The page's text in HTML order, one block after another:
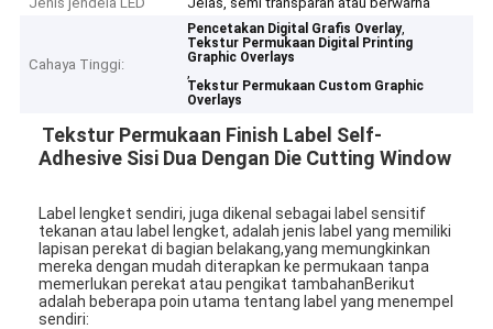
Cahaya Tinggi:
Pencetakan Digital Grafis Overlay,
Tekstur Permukaan Digital Printing
Graphic Overlays
,
Tekstur Permukaan Custom Graphic
Overlays
Tekstur Permukaan Finish Label Self-
Adhesive Sisi Dua Dengan Die Cutting Window
Label lengket sendiri, juga dikenal sebagai label sensitif
tekanan atau label lengket, adalah jenis label yang memiliki
lapisan perekat di bagian belakang,yang memungkinkan
mereka dengan mudah diterapkan ke permukaan tanpa
memerlukan perekat atau pengikat tambahanBerikut
adalah beberapa poin utama tentang label yang menempel
sendiri: